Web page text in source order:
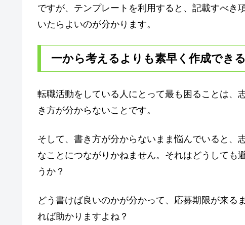
ですが、テンプレートを利用すると、記載すべき
いたらよいのが分かります。
一から考えるよりも素早く作成できる
転職活動をしている人にとって最も困ることは、
き方が分からないことです。
そして、書き方が分からないまま悩んでいると、
なことにつながりかねません。それはどうしても
うか？
どう書けば良いのかが分かって、応募期限が来る
れば助かりますよね？